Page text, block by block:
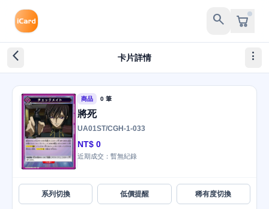
search
arrow_back_ios_new 卡片詳情 more_vert
商品 0 筆
將死
UA01ST/CGH-1-033
NT$ 0
近期成交：暫無紀錄
系列切換 低價提醒 稀有度切換